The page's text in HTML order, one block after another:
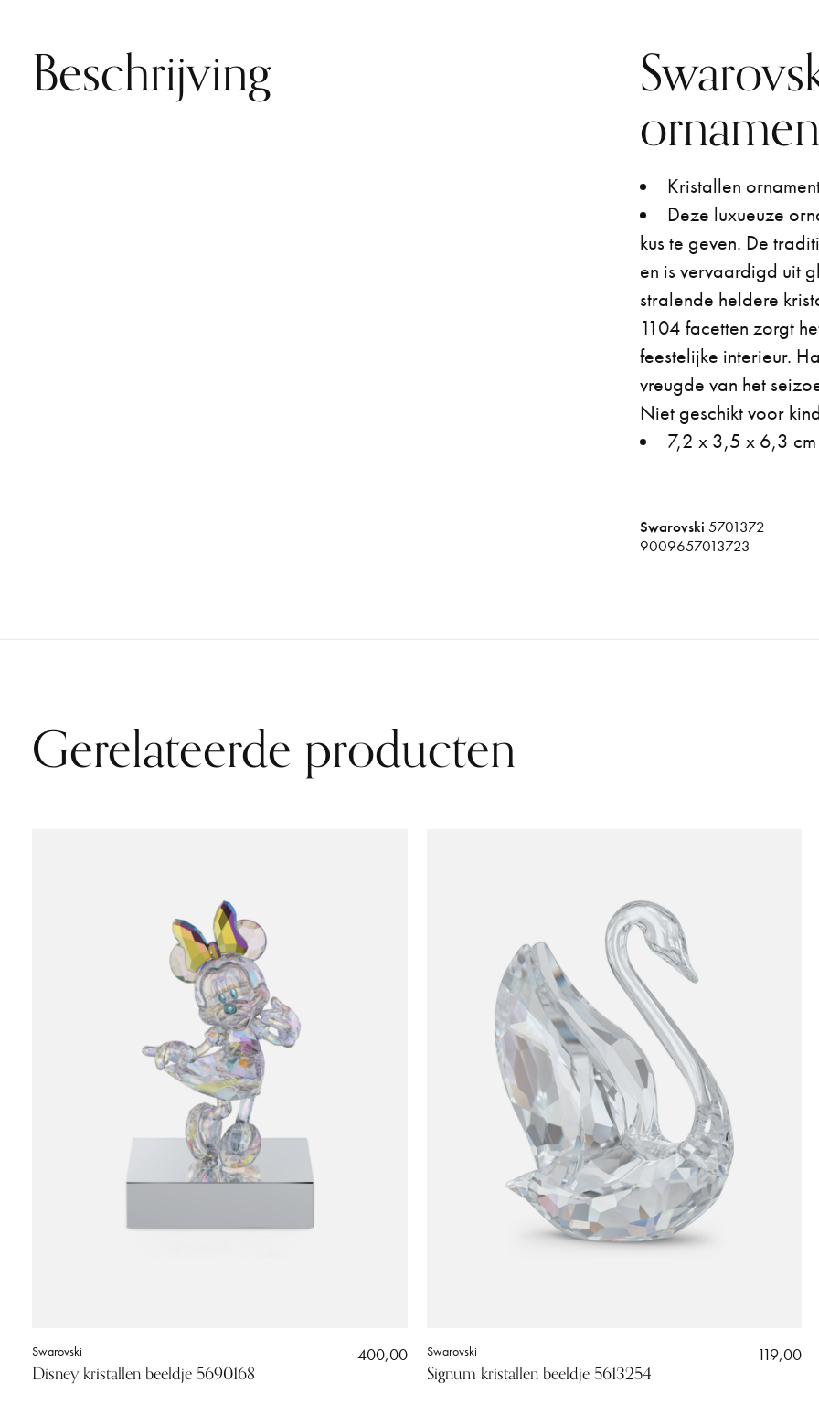
Beschrijving
Kristallen
Deze luxueuze
kus te geven. De
en is vervaardigd uit
stralende heldere
1104 facetten zorgt
feestelijke interieur.
vreugde van het
Niet geschikt voor
7,2 x 3,5 x 6,3 cm
Swarovski 5701372
9009657013723
Gerelateerde producten
Swarovski
Disney kristallen beeldje 5690168
400,00 Swarovski
Signum kristallen beeldje 5613254
119,00